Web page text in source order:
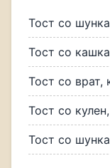
Тост со
Тост со
Тост со врат,
Тост со
Тост со шунка